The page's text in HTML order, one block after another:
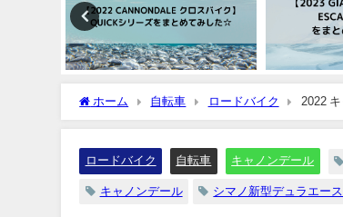
ホーム 自転車 ロードバイク 2022
ロードバイク 自転車 キャノンデール
キャノンデール シマノ新型デュラエース